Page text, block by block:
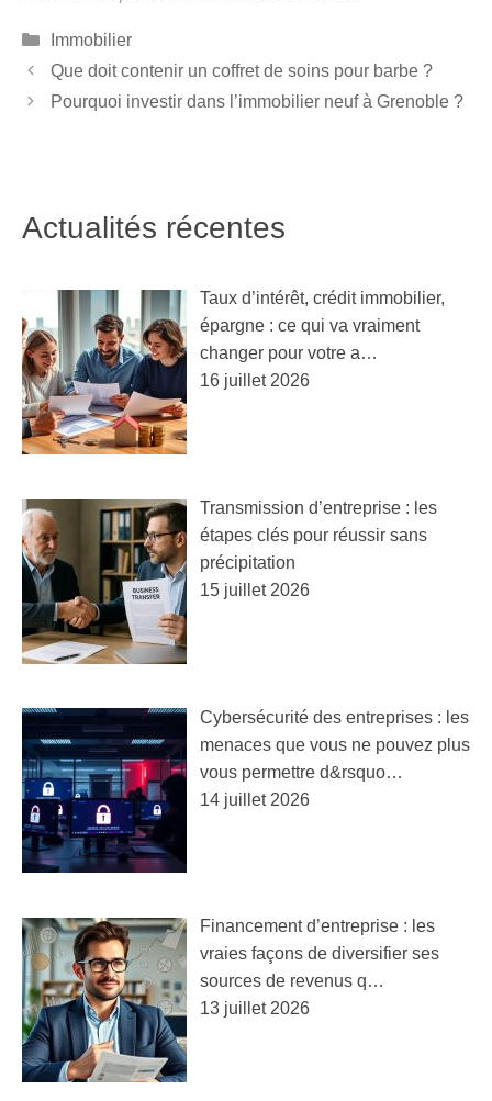
Catégories
Immobilier
Que doit contenir un coffret de soins pour barbe ?
Pourquoi investir dans l’immobilier neuf à Grenoble ?
Actualités récentes
Taux d’intérêt, crédit immobilier,
épargne : ce qui va vraiment
changer pour votre a…
16 juillet 2026
Transmission d’entreprise : les
étapes clés pour réussir sans
précipitation
15 juillet 2026
Cybersécurité des entreprises : les
menaces que vous ne pouvez plus
vous permettre d&rsquo…
14 juillet 2026
Financement d’entreprise : les
vraies façons de diversifier ses
sources de revenus q…
13 juillet 2026